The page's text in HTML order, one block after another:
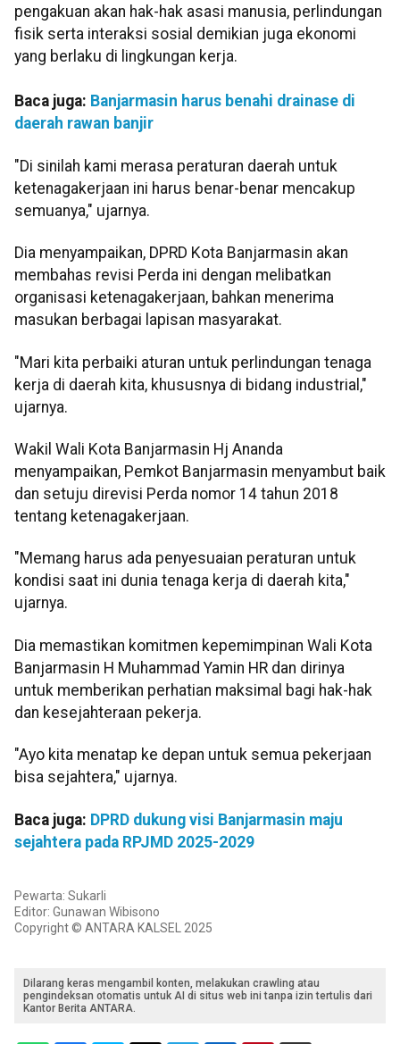
pengakuan akan hak-hak asasi manusia, perlindungan
fisik serta interaksi sosial demikian juga ekonomi
yang berlaku di lingkungan kerja.
Baca juga: Banjarmasin harus benahi drainase di
daerah rawan banjir
"Di sinilah kami merasa peraturan daerah untuk
ketenagakerjaan ini harus benar-benar mencakup
semuanya," ujarnya.
Dia menyampaikan, DPRD Kota Banjarmasin akan
membahas revisi Perda ini dengan melibatkan
organisasi ketenagakerjaan, bahkan menerima
masukan berbagai lapisan masyarakat.
"Mari kita perbaiki aturan untuk perlindungan tenaga
kerja di daerah kita, khususnya di bidang industrial,"
ujarnya.
Wakil Wali Kota Banjarmasin Hj Ananda
menyampaikan, Pemkot Banjarmasin menyambut baik
dan setuju direvisi Perda nomor 14 tahun 2018
tentang ketenagakerjaan.
"Memang harus ada penyesuaian peraturan untuk
kondisi saat ini dunia tenaga kerja di daerah kita,"
ujarnya.
Dia memastikan komitmen kepemimpinan Wali Kota
Banjarmasin H Muhammad Yamin HR dan dirinya
untuk memberikan perhatian maksimal bagi hak-hak
dan kesejahteraan pekerja.
"Ayo kita menatap ke depan untuk semua pekerjaan
bisa sejahtera," ujarnya.
Baca juga: DPRD dukung visi Banjarmasin maju
sejahtera pada RPJMD 2025-2029
Pewarta: Sukarli
Editor: Gunawan Wibisono
Copyright © ANTARA KALSEL 2025
Dilarang keras mengambil konten, melakukan crawling atau
pengindeksan otomatis untuk AI di situs web ini tanpa izin tertulis dari
Kantor Berita ANTARA.